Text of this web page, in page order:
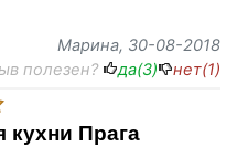
Марина, 30-08-2018
полезен?
да(3) нет(1)
кухни Прага